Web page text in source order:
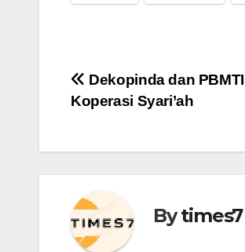
Navigasi
pos
Dekopinda dan
Koperasi Syari’ah
Bytimes7